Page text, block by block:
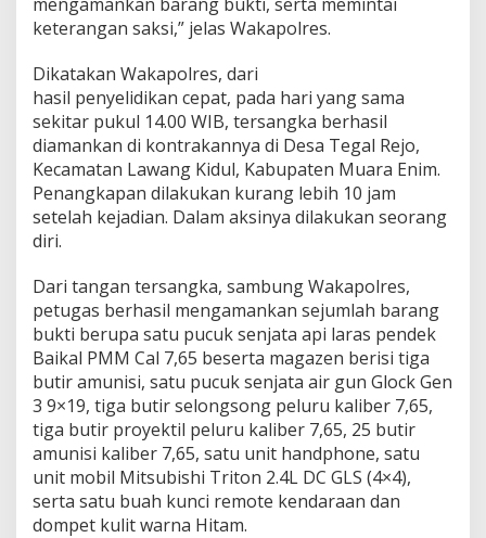
keterangan saksi,” jelas Wakapolres.
Dikatakan Wakapolres, dari
hasil penyelidikan cepat, pada hari yang sama
sekitar pukul 14.00 WIB, tersangka berhasil
diamankan di kontrakannya di Desa Tegal Rejo,
Kecamatan Lawang Kidul, Kabupaten Muara Enim.
Penangkapan dilakukan kurang lebih 10 jam
setelah kejadian. Dalam aksinya dilakukan seorang
diri.
Dari tangan tersangka, sambung Wakapolres,
petugas berhasil mengamankan sejumlah barang
bukti berupa satu pucuk senjata api laras pendek
Baikal PMM Cal 7,65 beserta magazen berisi tiga
butir amunisi, satu pucuk senjata air gun Glock Gen
3 9×19, tiga butir selongsong peluru kaliber 7,65,
tiga butir proyektil peluru kaliber 7,65, 25 butir
amunisi kaliber 7,65, satu unit handphone, satu
unit mobil Mitsubishi Triton 2.4L DC GLS (4×4),
serta satu buah kunci remote kendaraan dan
dompet kulit warna Hitam.